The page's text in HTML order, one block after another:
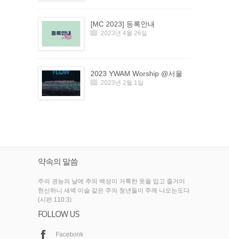
[MC 2023] 등록안내
2023년 4월 26일
2023 YWAM Worship @서울
2023년 2월 1일
약속의 말씀
주의 권능의 날에 주의 백성이 거룩한 옷을 입고 즐거이
헌신하니 새벽 이슬 같은 주의 청년들이 주께 나오는도다
(시편 110:3)
FOLLOW US
Facebook